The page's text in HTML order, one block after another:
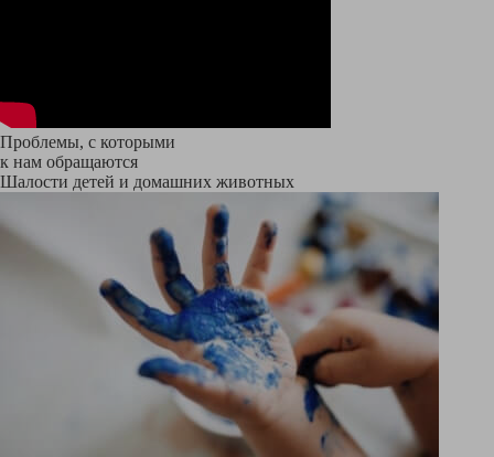
Проблемы, с которыми
к нам обращаются
Шалости детей и домашних животных